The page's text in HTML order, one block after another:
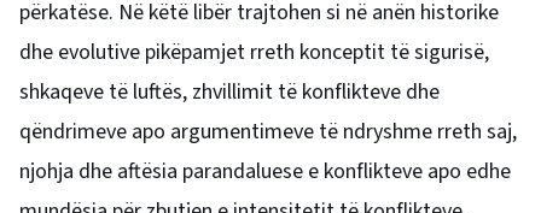
përkatëse. Në këtë libër trajtohen si në anën historike
dhe evolutive pikëpamjet rreth konceptit të sigurisë,
shkaqeve të luftës, zhvillimit të konflikteve dhe
qëndrimeve apo argumentimeve të ndryshme rreth saj,
njohja dhe aftësia parandaluese e konflikteve apo edhe